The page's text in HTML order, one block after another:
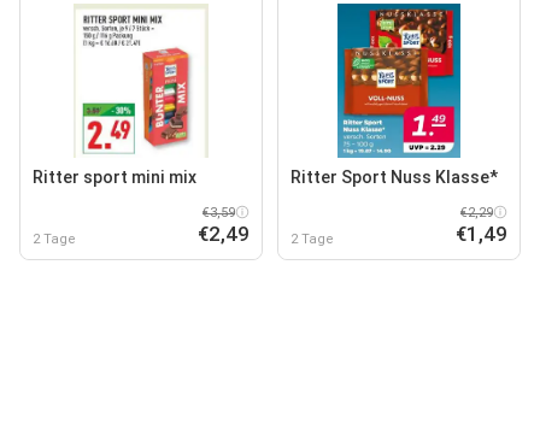
Ritter sport mini mix
2 Tage
€3,59
€2,49
Ritter Sport Nuss Klasse*
2 Tage
€2,29
€1,49